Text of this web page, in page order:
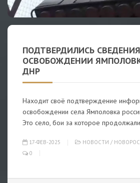
ПОДТВЕРДИЛИСЬ
ОСВОБОЖДЕНИИ
ДНР
Находит своё подтверждение
освобождении села Ямполовка
Это село, бои за которое
17-ФЕВ-2025 НОВОСТИ /
0